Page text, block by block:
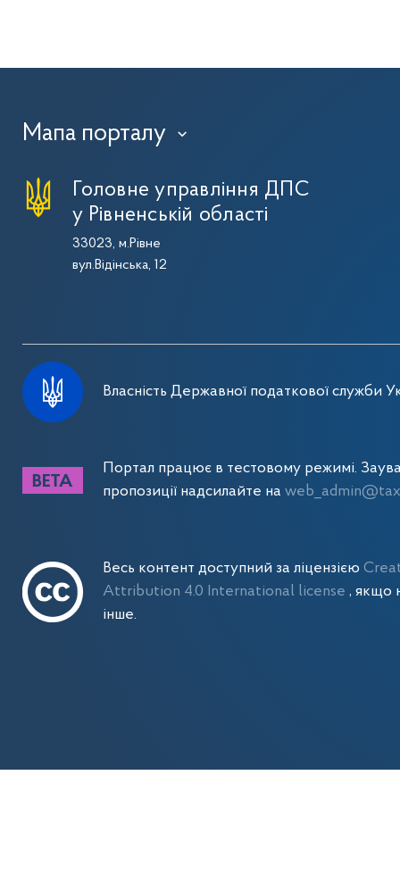
Мапа порталу ›
Головне управління ДПС
у Рівненській області
33023, м.Рівне
вул.Відінська, 12
Власність Державної податкової служби
Портал працює в тестовому режимі.
пропозиції надсилайте на
Весь контент доступний за ліцензією
Attribution 4.0 International license , якщо
інше.